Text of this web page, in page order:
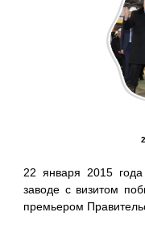
22 января 2015 года
заводе с визитом
премьером